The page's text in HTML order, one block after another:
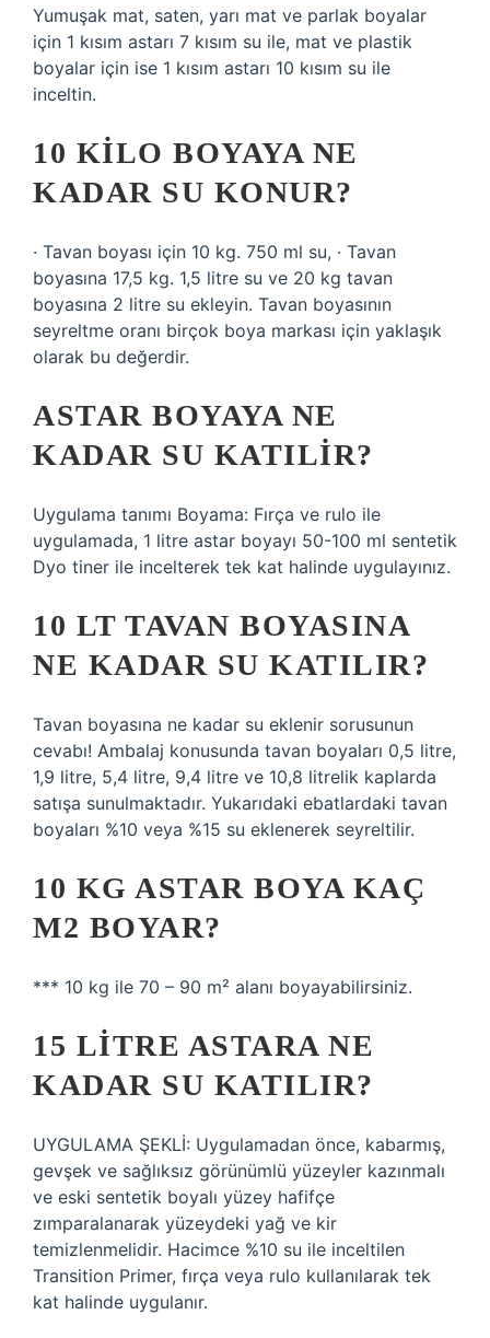
Yumuşak mat, saten, yarı mat ve parlak boyalar
için 1 kısım astarı 7 kısım su ile, mat ve plastik
boyalar için ise 1 kısım astarı 10 kısım su ile
inceltin.
10 KILO BOYAYA NE
KADAR SU KONUR?
· Tavan boyası için 10 kg. 750 ml su, · Tavan
boyasına 17,5 kg. 1,5 litre su ve 20 kg tavan
boyasına 2 litre su ekleyin. Tavan boyasının
seyreltme oranı birçok boya markası için yaklaşık
olarak bu değerdir.
ASTAR BOYAYA NE
KADAR SU KATILIR?
Uygulama tanımı Boyama: Fırça ve rulo ile
uygulamada, 1 litre astar boyayı 50-100 ml sentetik
Dyo tiner ile incelterek tek kat halinde uygulayınız.
10 LT TAVAN BOYASINA
NE KADAR SU KATILIR?
Tavan boyasına ne kadar su eklenir sorusunun
cevabı! Ambalaj konusunda tavan boyaları 0,5 litre,
1,9 litre, 5,4 litre, 9,4 litre ve 10,8 litrelik kaplarda
satışa sunulmaktadır. Yukarıdaki ebatlardaki tavan
boyaları %10 veya %15 su eklenerek seyreltilir.
10 KG ASTAR BOYA KAÇ
M2 BOYAR?
*** 10 kg ile 70 – 90 m² alanı boyayabilirsiniz.
15 LITRE ASTARA NE
KADAR SU KATILIR?
UYGULAMA ŞEKLİ: Uygulamadan önce, kabarmış,
gevşek ve sağlıksız görünümlü yüzeyler kazınmalı
ve eski sentetik boyalı yüzey hafifçe
zımparalanarak yüzeydeki yağ ve kir
temizlenmelidir. Hacimce %10 su ile inceltilen
Transition Primer, fırça veya rulo kullanılarak tek
kat halinde uygulanır.